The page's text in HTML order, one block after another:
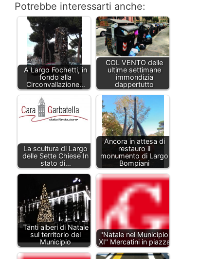
Potrebbe interessarti anche:
A Largo Fochetti, in
fondo alla
Circonvallazione…
COL VENTO delle
ultime settimane
immondizia
dappertutto
La scultura di Largo
delle Sette Chiese In
stato di…
Ancora in attesa di
restauro il
monumento di Largo
Bompiani
Tanti alberi di Natale
sul territorio del
Municipio
"Natale nel Municipio
XI" Mercatini in piazza